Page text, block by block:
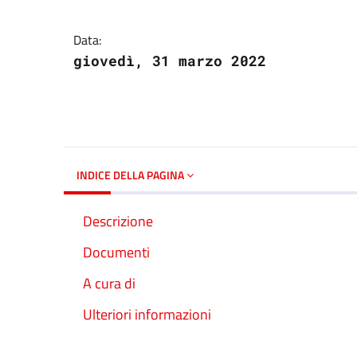
Data:
giovedì, 31 marzo 2022
INDICE DELLA PAGINA
Descrizione
Documenti
A cura di
Ulteriori informazioni